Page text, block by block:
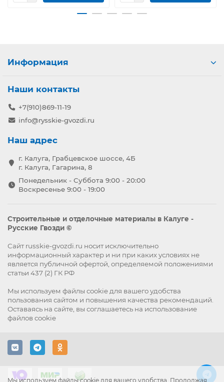
Мы используем файлы cookie для вашего удобства. Продолжая
Информация
Наши контакты
+7(910)869-11-19
info@rysskie-gvozdi.ru
Наш адрес
г. Калуга, Грабцевское шоссе, 4Б
г. Калуга, Гагарина, 8
Понедельник - Суббота 9:00 - 20:00
Воскресенье 9:00 - 19:00
Строительные и отделочные материалы в Калуге -
Русские Гвозди ©
Сайт russkie-gvozdi.ru носит исключительно
информационный характер и ни при каких условиях не
является публичной офертой, определяемой положениями
статьи 437 (2) ГК РФ
Мы используем файлы cookie для вашего удобства
пользования сайтом и повышения качества рекомендаций.
Оставаясь на сайте, вы соглашаетесь на использование
файлов cookie